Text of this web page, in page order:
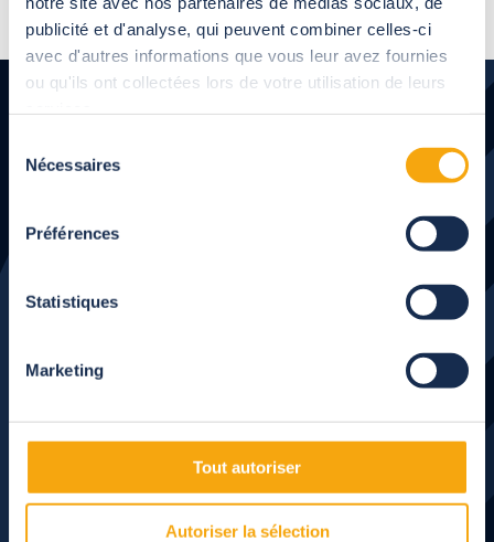
publicité et d'analyse, qui peuvent combiner celles-ci
avec d'autres informations que vous leur avez fournies
ou qu'ils ont collectées lors de votre utilisation de leurs
Nécessaires
Préférences
Statistiques
Marketing
Tout autoriser
Autoriser la sélection
presupuesto gratuito
¿Buscas una solución para proteger tu piscina del
Siguiente